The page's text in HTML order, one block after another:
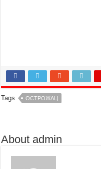
Tags ОСТРОЖАЦ
About admin